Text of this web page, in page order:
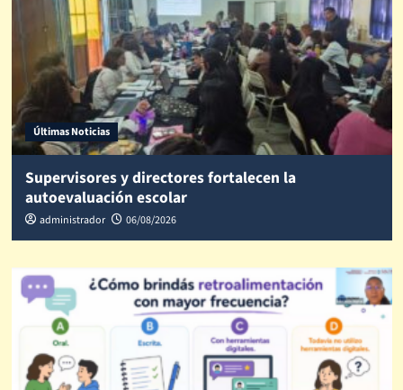
Últimas Noticias
Supervisores y directores fortalecen la
autoevaluación escolar
administrador 06/08/2026